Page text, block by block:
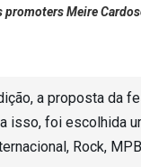
promoters Meire
a proposta da
isso, foi escolhida
Rock,